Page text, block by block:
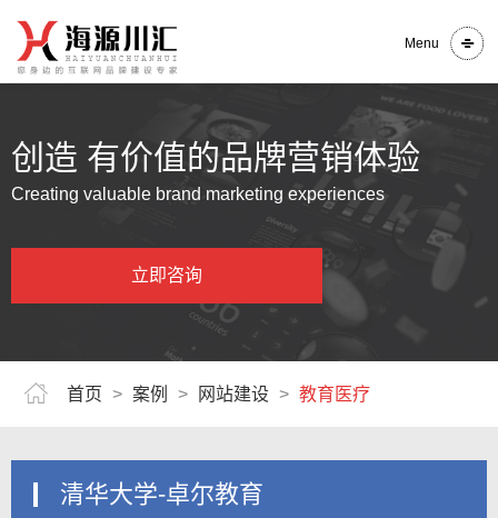
Menu
创造 有价值的品牌营销体验
Creating valuable brand marketing experiences
立即咨询
首页 > 案例 > 网站建设 > 教育医疗
清华大学-卓尔教育